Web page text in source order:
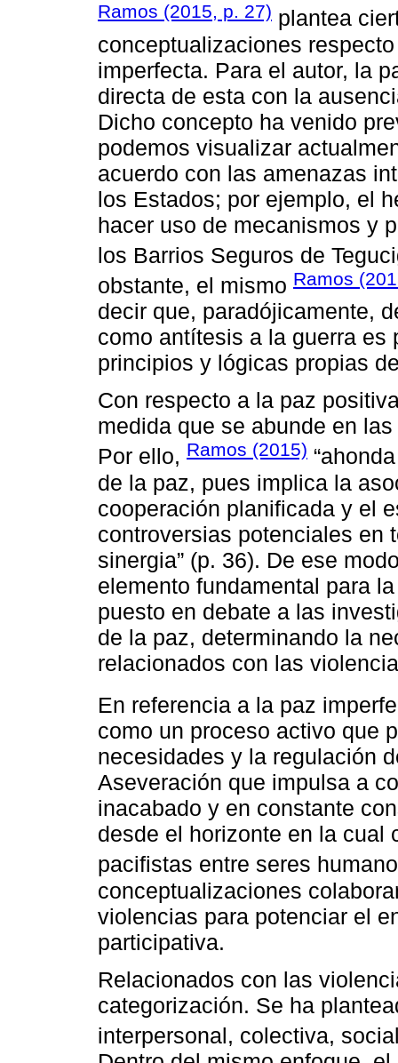
Ramos (2015, p. 27) plantea
conceptualizaciones
imperfecta. Para el autor, la
directa de esta con la
Dicho concepto ha venido
podemos visualizar
acuerdo con las amenazas
los Estados; por ejemplo, el
hacer uso de mecanismos y
los Barrios Seguros de
obstante, el mismo Ramos
decir que, paradójicamente,
como antítesis a la guerra
principios y lógicas propias
Con respecto a la paz
medida que se abunde en
Por ello, Ramos (2015)
de la paz, pues implica la
cooperación planificada y el
controversias potenciales en
sinergia” (p. 36). De ese
elemento fundamental para
puesto en debate a las
de la paz, determinando la
relacionados con las
En referencia a la paz
como un proceso activo que
necesidades y la regulación
Aseveración que impulsa a
inacabado y en constante
desde el horizonte en la cual
pacifistas entre seres
conceptualizaciones
violencias para potenciar el
participativa.
Relacionados con las
categorización. Se ha
interpersonal, colectiva,